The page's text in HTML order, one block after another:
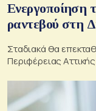
Ενεργοποίηση
ραντεβού στη
Σταδιακά θα
Περιφέρειας Αττικής